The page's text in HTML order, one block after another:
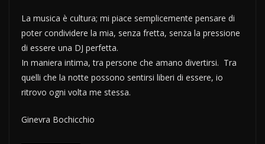
La musica è cultura; mi piace semplicemente pensare di
poter condividere la mia, senza fretta, senza la pressione
di essere una DJ perfetta.
In maniera intima, tra persone che amano divertirsi. Tra
quelli che la notte possono sentirsi liberi di essere, io
ritrovo ogni volta me stessa.
Ginevra Bochicchio